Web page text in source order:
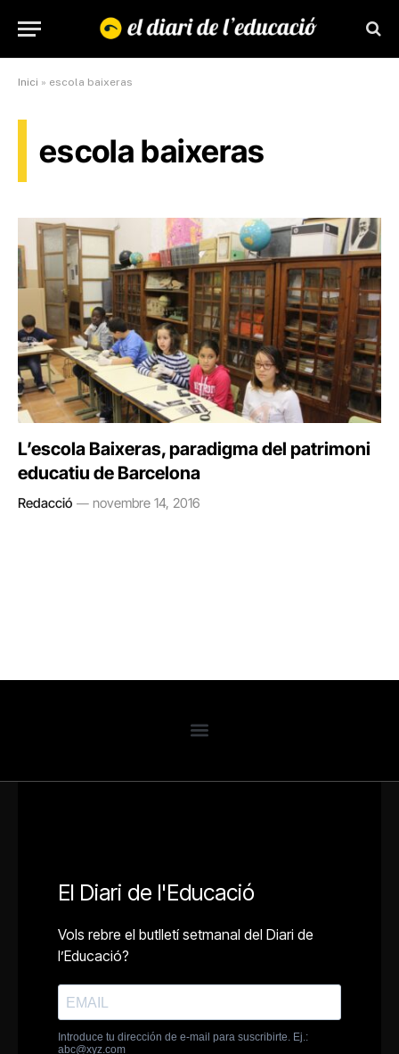
Inici » escola baixeras
escola baixeras
L’escola Baixeras, paradigma del patrimoni
educatiu de Barcelona
Redacció novembre 14, 2016